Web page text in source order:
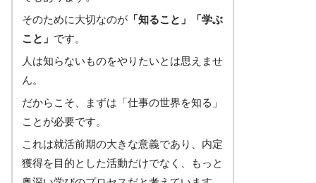
そのために大切なのが 「知ること」
「学ぶ
こと」 です。
人は知らないものをやりたいとは思えませ
ん。
だからこそ、まずは「仕事の世界を知る」
ことが必要です。
これは就活前期の大きな意義であり、内定
獲得を目的とした活動だけでなく、もっと